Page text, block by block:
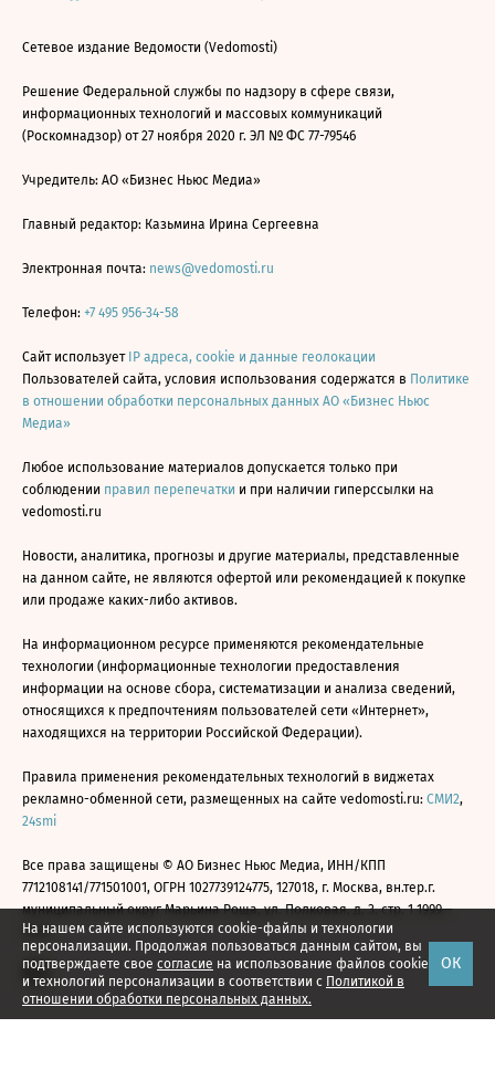
На нашем сайте используются cookie-файлы и технологии
персонализации. Продолжая пользоваться данным сайтом, вы
подтверждаете свое согласие на использование файлов cookie
и технологий персонализации в соответствии с Политикой в
отношении обработки персональных данных.
ОК
Сетевое издание Ведомости (Vedomosti)
Решение Федеральной службы по надзору в сфере связи,
информационных технологий и массовых коммуникаций
(Роскомнадзор) от 27 ноября 2020 г. ЭЛ № ФС 77-79546
Учредитель: АО «Бизнес Ньюс Медиа»
Главный редактор: Казьмина Ирина Сергеевна
Электронная почта: news@vedomosti.ru
Телефон: +7 495 956-34-58
Сайт использует IP адреса, cookie и данные геолокации
Пользователей сайта, условия использования содержатся в Политике
в отношении обработки персональных данных АО «Бизнес Ньюс
Медиа»
Любое использование материалов допускается только при
соблюдении правил перепечатки и при наличии гиперссылки на
vedomosti.ru
Новости, аналитика, прогнозы и другие материалы, представленные
на данном сайте, не являются офертой или рекомендацией к покупке
или продаже каких-либо активов.
На информационном ресурсе применяются рекомендательные
технологии (информационные технологии предоставления
информации на основе сбора, систематизации и анализа сведений,
относящихся к предпочтениям пользователей сети «Интернет»,
находящихся на территории Российской Федерации).
Правила применения рекомендательных технологий в виджетах
рекламно-обменной сети, размещенных на сайте vedomosti.ru: СМИ2,
24smi
Все права защищены © АО Бизнес Ньюс Медиа, ИНН/КПП
7712108141/771501001, ОГРН 1027739124775, 127018, г. Москва, вн.тер.г.
муниципальный округ Марьина Роща, ул. Полковая, д. 3, стр. 1 1999—
2026